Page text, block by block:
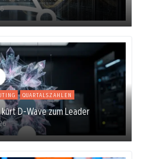
QUARTALSZAHLEN
D-Wave zum Leader